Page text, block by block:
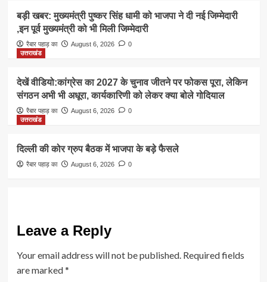
बड़ी खबर: मुख्यमंत्री पुष्कर सिंह धामी को भाजपा ने दी नई जिम्मेदारी
,इन पूर्व मुख्यमंत्री को भी मिली जिम्मेदारी
रैबार पहाड़ का August 6, 2026
0
उत्तराखंड
देखें वीडियो:कांग्रेस का 2027 के चुनाव जीतने पर फोकस पूरा, लेकिन
संगठन अभी भी अधूरा, कार्यकारिणी को लेकर क्या बोले गोदियाल
रैबार पहाड़ का August 6, 2026
0
उत्तराखंड
दिल्ली की कोर ग्रुप बैठक में भाजपा के बड़े फैसले
रैबार पहाड़ का August 6, 2026 0
Leave a Reply
Your email address will not be published. Required fields
are marked*